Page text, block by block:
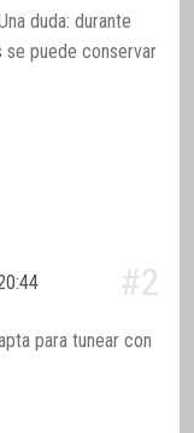
duda: durante
puede conservar
#2
para tunear con